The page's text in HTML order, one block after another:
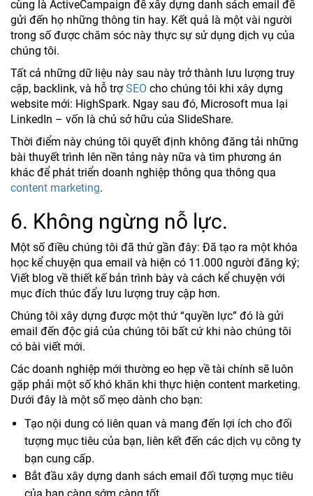
cùng là ActiveCampaign để xây dựng danh sách email để
gửi đến họ những thông tin hay. Kết quả là một vài người
trong số được chăm sóc này thực sự sử dụng dịch vụ của
chúng tôi.
Tất cả những dữ liệu này sau này trở thành lưu lượng truy
cập, backlink, và hỗ trợSEO cho chúng tôi khi xây dựng
website mới: HighSpark. Ngay sau đó, Microsoft mua lại
LinkedIn – vốn là chủ sở hữu của SlideShare.
Thời điểm này chúng tôi quyết định không đăng tải những
bài thuyết trình lên nền tảng này nữa và tìm phương án
khác để phát triển doanh nghiệp thông qua thông qua
content marketing.
6. Không ngừng nỗ lực.
Một số điều chúng tôi đã thử gần đây: Đã tạo ra một khóa
học kể chuyện qua email và hiện có 11.000 người đăng ký;
Viết blog về thiết kế bản trình bày và cách kể chuyện với
mục đích thúc đẩy lưu lượng truy cập hơn.
Chúng tôi xây dựng được một thứ “quyền lực” đó là gửi
email đến độc giả của chúng tôi bất cứ khi nào chúng tôi
có bài viết mới.
Các doanh nghiệp mới thường eo hẹp về tài chính sẽ luôn
gặp phải một số khó khăn khi thực hiện content marketing.
Dưới đây là một số mẹo dành cho bạn:
Tạo nội dung có liên quan và mang đến lợi ích cho đối
tượng mục tiêu của bạn, liên kết đến các dịch vụ công ty
bạn cung cấp.
Bắt đầu xây dựng danh sách email đối tượng mục tiêu
của bạn càng sớm càng tốt.